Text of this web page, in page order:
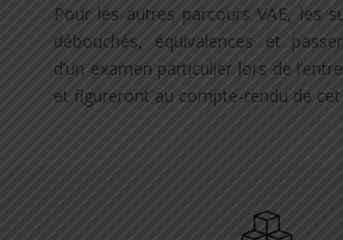
Pour les autres parcours VAE, les
débouchés, équivalences et
d’un examen particulier lors de
et figureront au compte-rendu de